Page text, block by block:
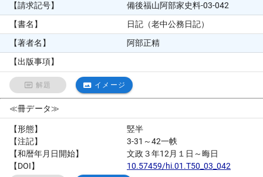
【請求記号】
備後福山阿部家史料-03-042
【書名】
日記（老中公務日記）
【著者名】
阿部正精
【出版事項】
解題 イメージ
≪冊データ≫
【形態】
竪半
【注記】
3-31～42一帙
【和暦年月日開始】
文政３年12月１日～晦日
【DOI】
10.57459/hi.01.T50_03_042